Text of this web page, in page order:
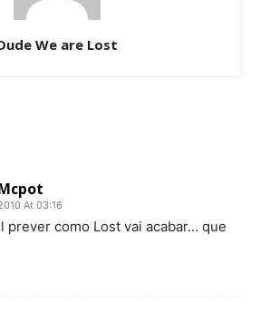
We are Lost
At 03:16
prever como Lost vai acabar… que